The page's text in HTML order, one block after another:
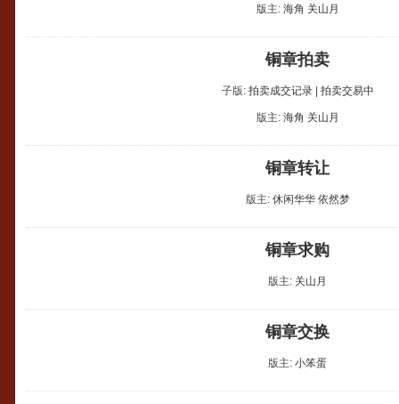
版主: 海角 关山月
铜章拍卖
子版: 拍卖成交记录| 拍卖交易中
版主: 海角 关山月
铜章转让
版主: 休闲华华 依然梦
铜章求购
版主: 关山月
铜章交换
版主: 小笨蛋